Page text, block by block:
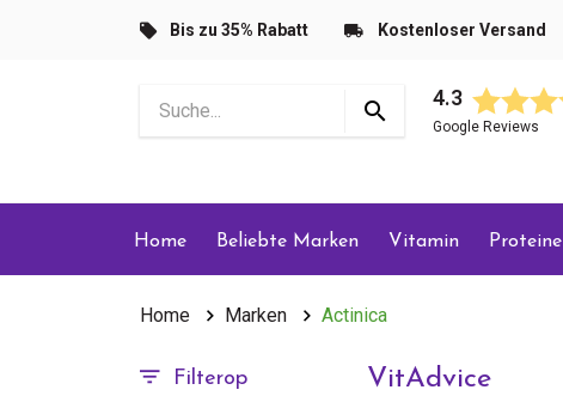
Bis zu 35% Rabatt Kostenloser Versand
4.3
Google Reviews
Home Beliebte Marken Vitamin Proteine
Home Marken Actinica
Filterop VitAdvice